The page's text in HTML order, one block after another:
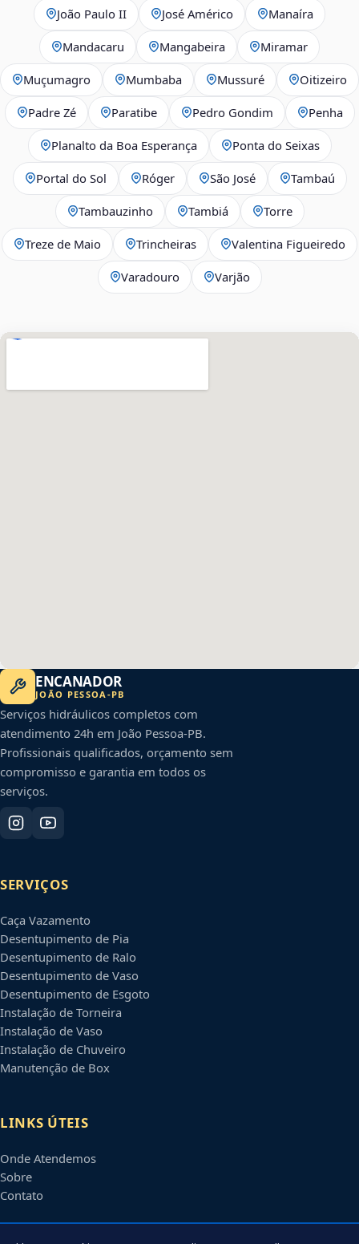
João Paulo II José Américo Manaíra
Mandacaru Mangabeira Miramar
Muçumagro Mumbaba Mussuré Oitizeiro
Padre Zé Paratibe Pedro Gondim Penha
Planalto da Boa Esperança Ponta do Seixas
Portal do Sol Róger São José Tambaú
Tambauzinho Tambiá Torre
Treze de Maio Trincheiras Valentina Figueiredo
Varadouro Varjão
ENCANADOR
JOÃO PESSOA -PB
Serviços hidráulicos completos com
atendimento 24h em João Pessoa-PB.
Profissionais qualificados, orçamento sem
compromisso e garantia em todos os
serviços.
SERVIÇOS
Caça Vazamento
Desentupimento de Pia
Desentupimento de Ralo
Desentupimento de Vaso
Desentupimento de Esgoto
Instalação de Torneira
Instalação de Vaso
Instalação de Chuveiro
Manutenção de Box
LINKS ÚTEIS
Onde Atendemos
Sobre
Contato